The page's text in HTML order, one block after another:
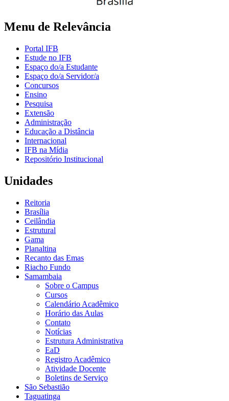
Menu de Relevância
Portal IFB
Estude no IFB
Espaço do/a Estudante
Espaço do/a Servidor/a
Concursos
Ensino
Pesquisa
Extensão
Administração
Educação a Distância
Internacional
IFB na Mídia
Repositório Institucional
Unidades
Reitoria
Brasília
Ceilândia
Estrutural
Gama
Planaltina
Recanto das Emas
Riacho Fundo
Samambaia
Sobre o Campus
Cursos
Calendário Acadêmico
Horário das Aulas
Contato
Notícias
Estrutura Administrativa
EaD
Registro Acadêmico
Atividade Docente
Boletins de Serviço
São Sebastião
Taguatinga